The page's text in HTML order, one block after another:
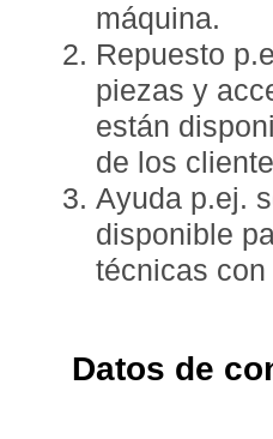
máquina.
Repuesto
piezas y
están
de los
Ayuda p.ej.
disponible
técnicas
Datos de